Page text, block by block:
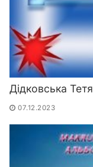
Дідковська
07.12.2023